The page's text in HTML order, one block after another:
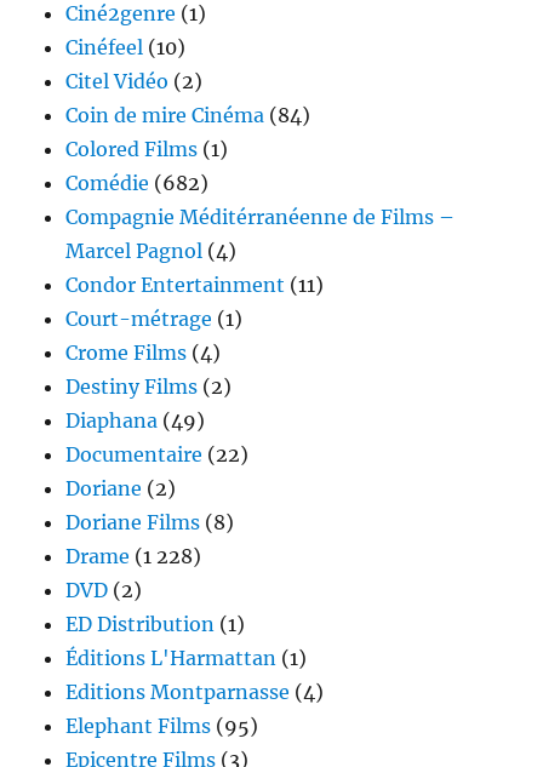
Ciné2genre (1)
Cinéfeel (10)
Citel Vidéo (2)
Coin de mire Cinéma (84)
Colored Films (1)
Comédie (682)
Compagnie Méditérranéenne de Films –
Marcel Pagnol (4)
Condor Entertainment (11)
Court-métrage (1)
Crome Films (4)
Destiny Films (2)
Diaphana (49)
Documentaire (22)
Doriane (2)
Doriane Films (8)
Drame (1 228)
DVD (2)
ED Distribution (1)
Éditions L'Harmattan (1)
Editions Montparnasse (4)
Elephant Films (95)
Epicentre Films (3)